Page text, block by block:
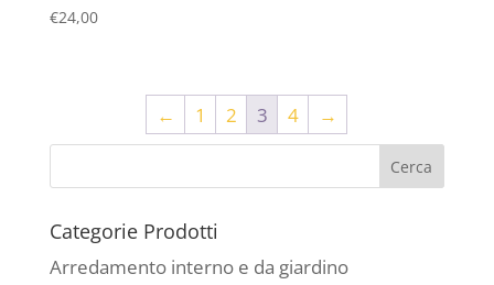
€24,00
← 1 2 3 4 →
Categorie Prodotti
Arredamento interno e da giardino